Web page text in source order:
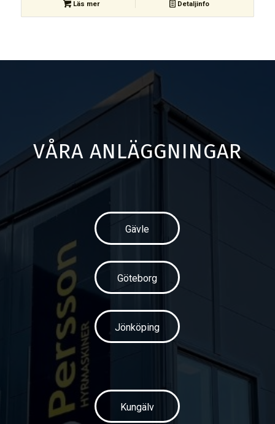
Läs mer Detaljinfo
VÅRA ANLÄGGNINGAR
Gävle
Göteborg
Jönköping
Kungälv